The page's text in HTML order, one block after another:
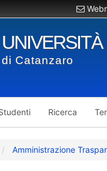
di Catanzaro
Ricerca
Amministrazione